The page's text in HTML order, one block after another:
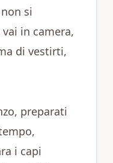
si
in camera,
di vestirti,
preparati
i capi